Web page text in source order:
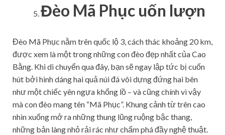
Đèo Mã Phục uốn lượn
Đèo Mã Phục nằm trên quốc lộ 3, cách thác khoảng 20 km,
được xem là một trong những con đèo đẹp nhất của Cao
Bằng. Khi di chuyển qua đây, bạn sẽ ngay lập tức bị cuốn
hút bởi hình dáng hai quả núi đá vôi dựng đứng hai bên
như một chiếc yên ngựa khổng lồ – và cũng chính vì vậy
mà con đèo mang tên “Mã Phục”. Khung cảnh từ trên cao
nhìn xuống mở ra những thung lũng ruộng bậc thang,
những bản làng nhỏ rải rác như chấm phá đầy nghệ thuật.